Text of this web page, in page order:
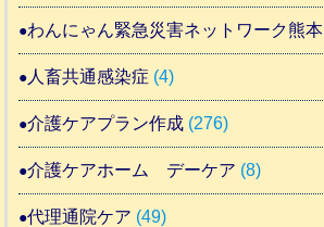
わんにゃん緊急災害ネットワーク熊本
人畜共通感染症 (4)
介護ケアプラン作成 (276)
介護ケアホーム デーケア (8)
代理通院ケア (49)